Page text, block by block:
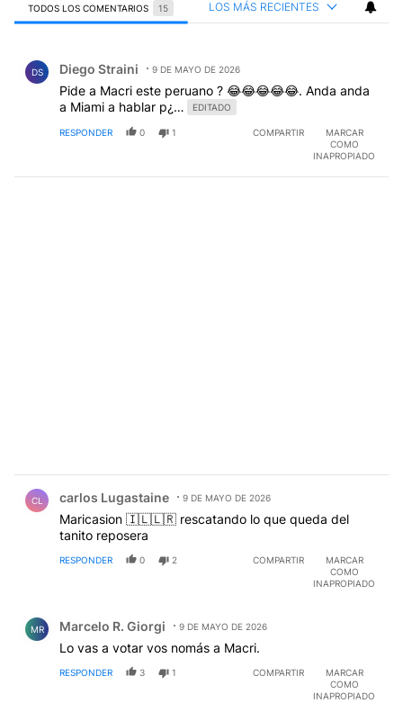
TODOS LOS COMENTARIOS 15 LOS MÁS RECIENTES
DS Diego Straini 9 DE MAYO DE 2026
Pide a Macri este peruano ? 😂😂😂😂😂. Anda anda
a Miami a hablar p¿…
EDITADO
RESPONDER 0 1 COMPARTIR
MARCAR
COMO
INAPROPIADO
CL carlos Lugastaine 9 DE MAYO DE 2026
Maricasion 🇮🇱🇱🇷 rescatando lo que queda del
tanito reposera
RESPONDER 0 2 COMPARTIR
MARCAR
COMO
INAPROPIADO
MR Marcelo R. Giorgi 9 DE MAYO DE 2026
Lo vas a votar vos nomás a Macri.
RESPONDER 3 1 COMPARTIR
MARCAR
COMO
INAPROPIADO